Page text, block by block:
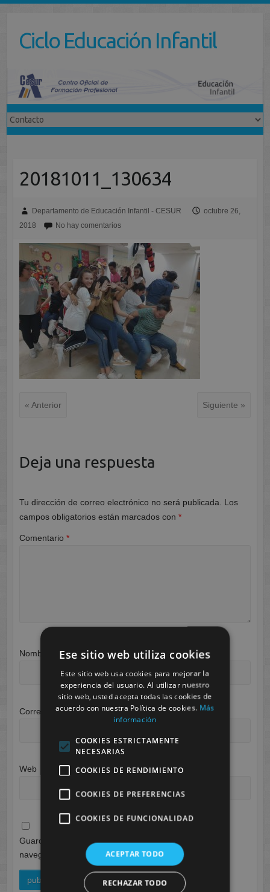
contenidoCiclo Educación Infantil
20181011_130634
Departamento de Educación Infantil - CESUR
octubre 26,
2018
No hay comentarios
« Anterior Siguiente »
Deja una respuesta
Tu dirección de correo electrónico no será publicada.
Los
campos obligatorios están marcados con *
Comentario *
Nombre
Correo electrónico*
Web
Guarda mi nombre, correo electrónico y web en este
navegador para la próxima vez que comente.
Ese sitio web utiliza cookies
Este sitio web usa cookies para mejorar la
experiencia del usuario. Al utilizar nuestro
sitio web, usted acepta todas las cookies de
acuerdo con nuestra Política de cookies. Más
información
COOKIES ESTRICTAMENTE
NECESARIAS
COOKIES DE RENDIMIENTO
COOKIES DE PREFERENCIAS
COOKIES DE FUNCIONALIDAD
ACEPTAR TODO
RECHAZAR TODO